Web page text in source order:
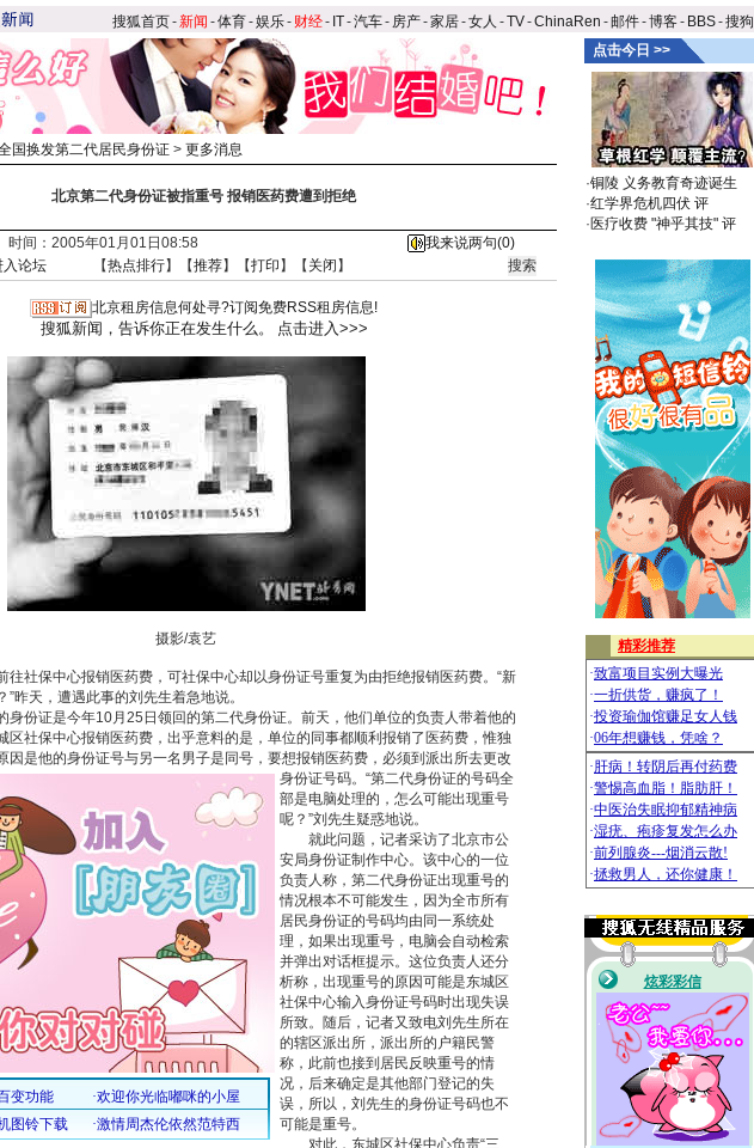
搜狐首页-新闻 -体育-娱乐- 财经- IT-汽车- 房产-家居-女人 -TV-ChinaRen -邮件-博客- BBS-搜狗
国换发第二代居民身份证> 更多消息
北京第二代身份证被指重号 报销医药费遭到拒绝
时间：2005年01月01日08:58 我来说两句(0)
入论坛 【热点排行】【推荐】【打印 】【 关闭 】
北京租房信息何处寻?订阅免费RSS租房信息!
搜狐新闻，告诉你正在发生什么。 点击进入>>>
摄影/袁艺
社保中心报销医药费，可社保中心却以身份证号重复为由拒绝报销医药费。“新
昨天，遭遇此事的刘先生着急地说。
份证是今年10月25日领回的第二代身份证。前天，他们单位的负责人带着他的
区社保中心报销医药费，出乎意料的是，单位的同事都顺利报销了医药费，惟独
因是他的身份证号与另一名男子是同号，要想报销医药费，必须到派出所去更改
身份证号码。 “第二代身份证的号码全
部是电脑处理的，怎么可能出现重号
呢？”刘先生疑惑地说。
就此问题，记者采访了北京市公
安局身份证制作中心。该中心的一位
负责人称，第二代身份证出现重号的
情况根本不可能发生，因为全市所有
居民身份证的号码均由同一系统处
理，如果出现重号，电脑会自动检索
并弹出对话框提示。这位负责人还分
析称，出现重号的原因可能是东城区
社保中心输入身份证号码时出现失误
所致。随后，记者又致电刘先生所在
的辖区派出所，派出所的户籍民警
称，此前也接到居民反映重号的情
况，后来确定是其他部门登记的失
误，所以，刘先生的身份证号码也不
可能是重号。
对此，东城区社保中心负责“三
点击今日 >>
·铜陵 义务教育奇迹诞生
·红学界危机四伏 评
· 医疗收费 "神乎其技" 评